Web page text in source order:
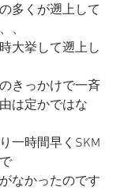
多くが遡上して
、
大挙して遡上し
きっかけで一斉
は定かではな
一時間早くSKM
なかったのです